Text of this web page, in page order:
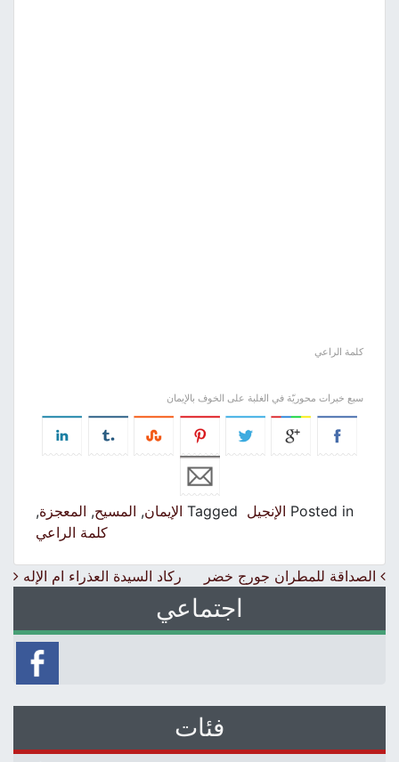
كلمة الراعي
سبع خبرات محوريّة في الغلبة على الخوف بالإيمان
Posted in الإنجيل Tagged الإيمان,المسيح,المعجزة,
كلمة الراعي
Post navigation
الصداقة للمطران جورج خضر ركاد السيدة العذراء ام الإله
اجتماعي
فئات